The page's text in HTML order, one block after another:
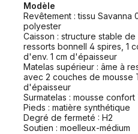
Modèle
Revêtement : tissu Savanna
polyester
Caisson : structure stable
ressorts bonnell 4 spires, 1
d'env. 1 cm d'épaisseur
Matelas supérieur : âme à
avec 2 couches de mousse
d'épaisseur
Surmatelas : mousse confort
Pieds : matière synthétique
Degré de fermeté : H2
Soutien : moelleux-médium